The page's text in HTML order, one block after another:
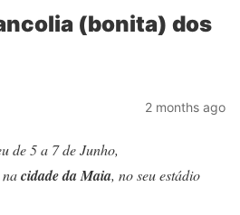
(bonita) dos
2 months ago
de 5 a 7 de Junho,
cidade da Maia, no seu estádio